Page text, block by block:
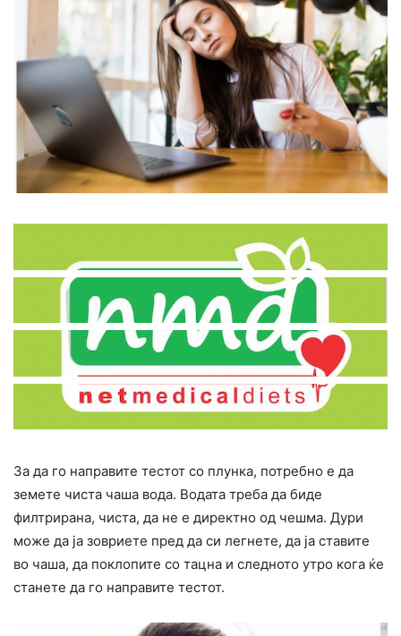
За да го направите тестот со плунка, потребно е да
земете чиста чаша вода. Водата треба да биде
филтрирана, чиста, да не е директно од чешма. Дури
може да ја зовриете пред да си легнете, да ја ставите
во чаша, да поклопите со тацна и следното утро кога ќе
станете да го направите тестот.